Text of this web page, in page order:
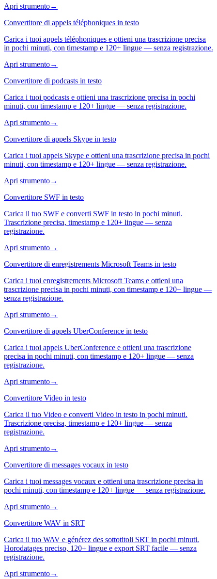
Apri strumento→
Convertitore di appels téléphoniques in testo
Carica i tuoi appels téléphoniques e ottieni una trascrizione precisa
in pochi minuti, con timestamp e 120+ lingue — senza registrazione.
Apri strumento→
Convertitore di podcasts in testo
Carica i tuoi podcasts e ottieni una trascrizione precisa in pochi
minuti, con timestamp e 120+ lingue — senza registrazione.
Apri strumento→
Convertitore di appels Skype in testo
Carica i tuoi appels Skype e ottieni una trascrizione precisa in pochi
minuti, con timestamp e 120+ lingue — senza registrazione.
Apri strumento→
Convertitore SWF in testo
Carica il tuo SWF e converti SWF in testo in pochi minuti.
Trascrizione precisa, timestamp e 120+ lingue — senza
registrazione.
Apri strumento→
Convertitore di enregistrements Microsoft Teams in testo
Carica i tuoi enregistrements Microsoft Teams e ottieni una
trascrizione precisa in pochi minuti, con timestamp e 120+ lingue —
senza registrazione.
Apri strumento→
Convertitore di appels UberConference in testo
Carica i tuoi appels UberConference e ottieni una trascrizione
precisa in pochi minuti, con timestamp e 120+ lingue — senza
registrazione.
Apri strumento→
Convertitore Video in testo
Carica il tuo Video e converti Video in testo in pochi minuti.
Trascrizione precisa, timestamp e 120+ lingue — senza
registrazione.
Apri strumento→
Convertitore di messages vocaux in testo
Carica i tuoi messages vocaux e ottieni una trascrizione precisa in
pochi minuti, con timestamp e 120+ lingue — senza registrazione.
Apri strumento→
Convertitore WAV in SRT
Carica il tuo WAV e générez des sottotitoli SRT in pochi minuti.
Horodatages preciso, 120+ lingue e export SRT facile — senza
registrazione.
Apri strumento→